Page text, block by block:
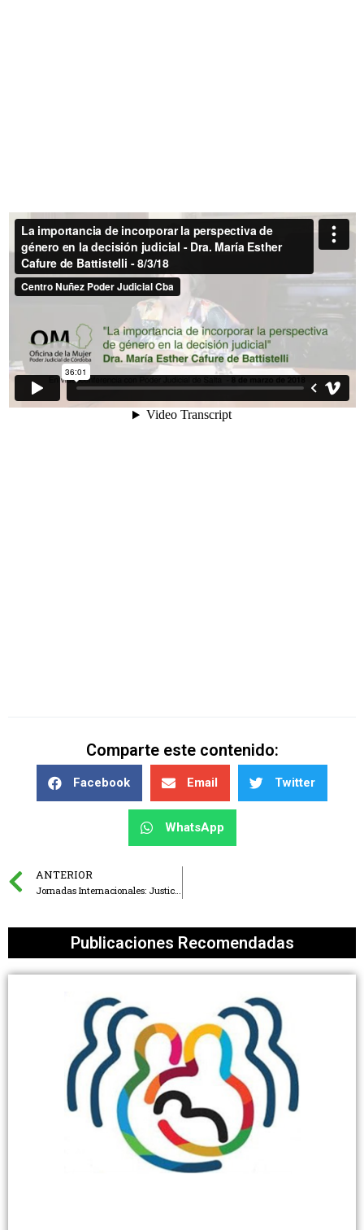
Comparte este contenido:
Facebook Email Twitter
WhatsApp
ANTERIOR
Publicaciones Recomendadas